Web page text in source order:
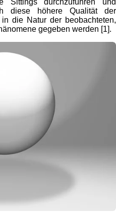
durchzuführen und
diese höhere Qualität der
die Natur der beobachteten,
gegeben werden [1].